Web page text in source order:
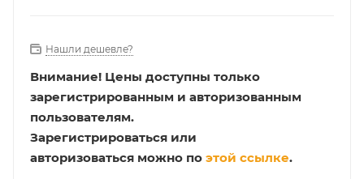
Нашли дешевле?
Внимание! Цены доступны только
зарегистрированным и авторизованным
пользователям.
Зарегистрироваться или
авторизоваться можно по этой ссылке.